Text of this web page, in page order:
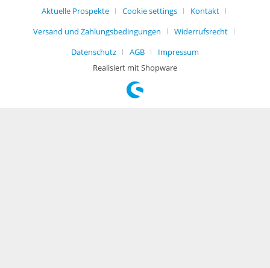
Aktuelle Prospekte Cookie settings
Kontakt
Versand und Zahlungsbedingungen
Widerrufsrecht
Datenschutz
AGB
Impressum
Realisiert mit Shopware